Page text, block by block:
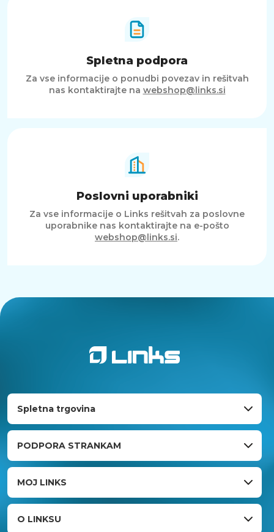
Spletna podpora
Za vse informacije o ponudbi povezav in rešitvah
nas kontaktirajte na webshop@links.si
Poslovni uporabniki
Za vse informacije o Links rešitvah za poslovne
uporabnike nas kontaktirajte na e-pošto
webshop@links.si.
Spletna trgovina
PODPORA STRANKAM
MOJ LINKS
O LINKSU